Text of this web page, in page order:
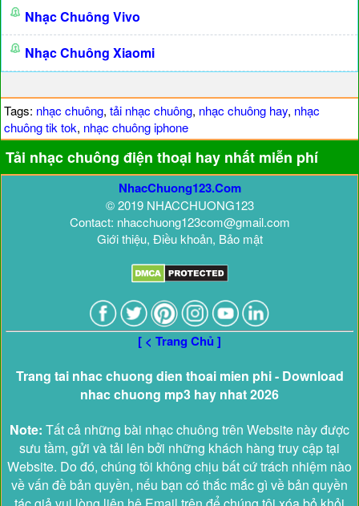
Nhạc Chuông Vivo
Nhạc Chuông Xiaomi
Tags: nhạc chuông, tải nhạc chuông, nhạc chuông hay, nhạc
chuông tik tok, nhạc chuông iphone
Tải nhạc chuông điện thoại hay nhất miễn phí
NhacChuong123.Com
© 2019 NHACCHUONG123
Contact: nhacchuong123com@gmail.com
Giới thiệu, Điều khoản, Bảo mật
[ < Trang Chủ ]
Trang tai nhac chuong dien thoai mien phi - Download
nhac chuong mp3 hay nhat 2026
Note: Tất cả những bài nhạc chuông trên Website này được
sưu tầm, gửi và tải lên bởi những khách hàng truy cập tại
Website. Do đó, chúng tôi không chịu bất cứ trách nhiệm nào
về vấn đề bản quyền, nếu bạn có thắc mắc gì về bản quyền